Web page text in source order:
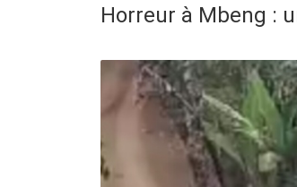
Horreur à Mbeng :